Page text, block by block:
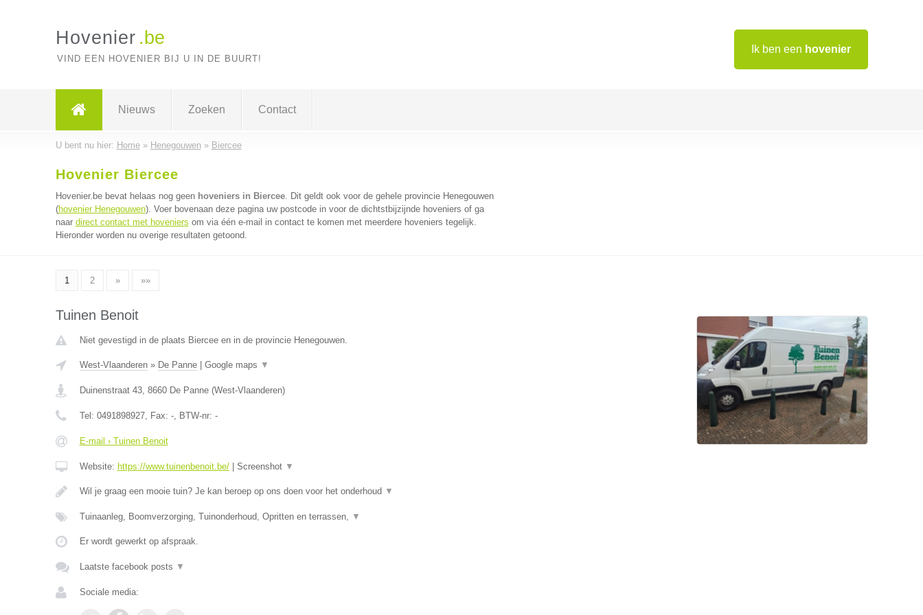
Ik ben een hovenier
Hovenier .be
VIND EEN HOVENIER BIJ U IN DE BUURT!
Nieuws Zoeken Contact
U bent nu hier: Home» Henegouwen» Biercee
Hovenier Biercee
Hovenier.be bevat helaas nog geen hoveniers in Biercee. Dit geldt ook voor de gehele provincie Henegouwen
(hovenier Henegouwen). Voer bovenaan deze pagina uw postcode in voor de dichtstbijzijnde hoveniers of ga
naar direct contact met hoveniers om via één e-mail in contact te komen met meerdere hoveniers tegelijk.
Hieronder worden nu overige resultaten getoond.
1 2 » »»
Tuinen Benoit
Niet gevestigd in de plaats Biercee en in de provincie Henegouwen.
West-Vlaanderen» De Panne| Google maps ▼
Duinenstraat 43, 8660 De Panne(West-Vlaanderen)
Tel: 0491898927, Fax: -, BTW-nr: -
E-mail › Tuinen Benoit
Website: https://www.tuinenbenoit.be/| Screenshot ▼
Wil je graag een mooie tuin? Je kan beroep op ons doen voor het onderhoud ▼
Tuinaanleg, Boomverzorging, Tuinonderhoud, Opritten en terrassen, ▼
Er wordt gewerkt op afspraak.
Laatste facebook posts ▼
Sociale media: